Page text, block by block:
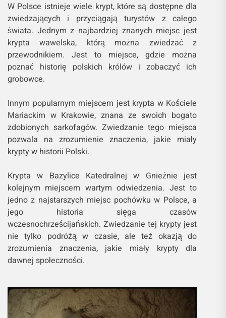
W Polsce istnieje wiele krypt, które są dostępne dla
zwiedzających i przyciągają turystów z całego
świata. Jednym z najbardziej znanych miejsc jest
krypta wawelska, którą można zwiedzać z
przewodnikiem. Jest to miejsce, gdzie można
poznać historię polskich królów i zobaczyć ich
grobowce.
Innym popularnym miejscem jest krypta w Kościele
Mariackim w Krakowie, znana ze swoich bogato
zdobionych sarkofagów. Zwiedzanie tego miejsca
pozwala na zrozumienie znaczenia, jakie miały
krypty w historii Polski.
Krypta w Bazylice Katedralnej w Gnieźnie jest
kolejnym miejscem wartym odwiedzenia. Jest to
jedno z najstarszych miejsc pochówku w Polsce, a
jego historia sięga czasów
wczesnochrześcijańskich. Zwiedzanie tej krypty jest
nie tylko podróżą w czasie, ale też okazją do
zrozumienia znaczenia, jakie miały krypty dla
dawnej społeczności.